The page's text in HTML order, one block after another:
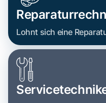
Lohnt sich eine